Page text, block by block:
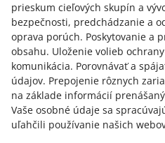
prieskum cieľových skupín a
bezpečnosti, predchádzanie a
oprava porúch. Poskytovanie a
obsahu. Uloženie volieb
komunikácia. Porovnávať a
údajov. Prepojenie rôznych
na základe informácií
Vaše osobné údaje sa
uľahčili používanie našich
Potrebujete pomoc?
KONTAKTUJTE NÁS